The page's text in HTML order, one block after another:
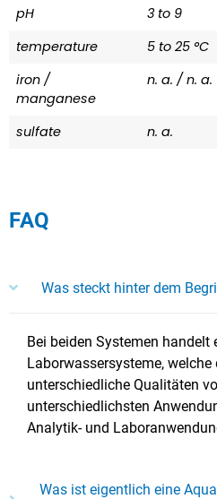
pH 3 to 9
temperature
5 to 25 °C
iron /
manganese
n. a. / n. a.
sulfate
n. a.
FAQ
Was steckt hinter dem
Bei beiden Systemen handelt
Laborwassersysteme, welche
unterschiedliche Qualitäten
unterschiedlichsten
Analytik- und
Was ist eigentlich eine